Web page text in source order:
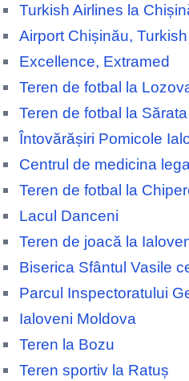
Turkish Airlines la
Airport Chișinău,
Excellence, Extramed
Teren de fotbal la
Teren de fotbal la
Întovărășiri Pomicole
Centrul de medicina
Teren de fotbal la
Lacul Danceni
Teren de joacă la
Biserica Sfântul Vasile
Parcul Inspectoratului
Ialoveni Moldova
Teren la Bozu
Teren sportiv la Ratuș